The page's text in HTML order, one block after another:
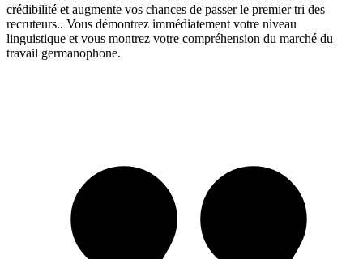
crédibilité et augmente vos chances de passer le premier tri des
recruteurs.. Vous démontrez immédiatement votre niveau
linguistique et vous montrez votre compréhension du marché du
travail germanophone.